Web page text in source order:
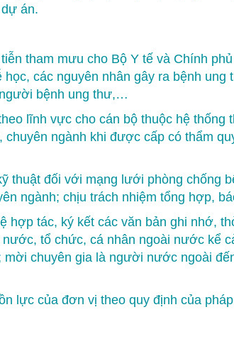
án.
tham mưu cho Bộ Y tế và Chính
các nguyên nhân gây ra bệnh
bệnh ung thư,…
lĩnh vực cho cán bộ thuộc hệ
ngành khi được cấp có thẩm
thuật đối với mạng lưới phòng chống
ngành; chịu trách nhiệm tổng hợp,
hợp tác, ký kết các văn bản ghi nhớ,
tổ chức, cá nhân ngoài nước kể
chuyên gia là người nước ngoài
lực của đơn vị theo quy định của